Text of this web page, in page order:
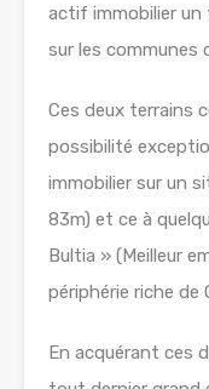
actif immobilier
sur les communes
Ces deux terrains
possibilité
immobilier sur un
83m) et ce à
Bultia » (Meilleur
périphérie riche de
En acquérant ces